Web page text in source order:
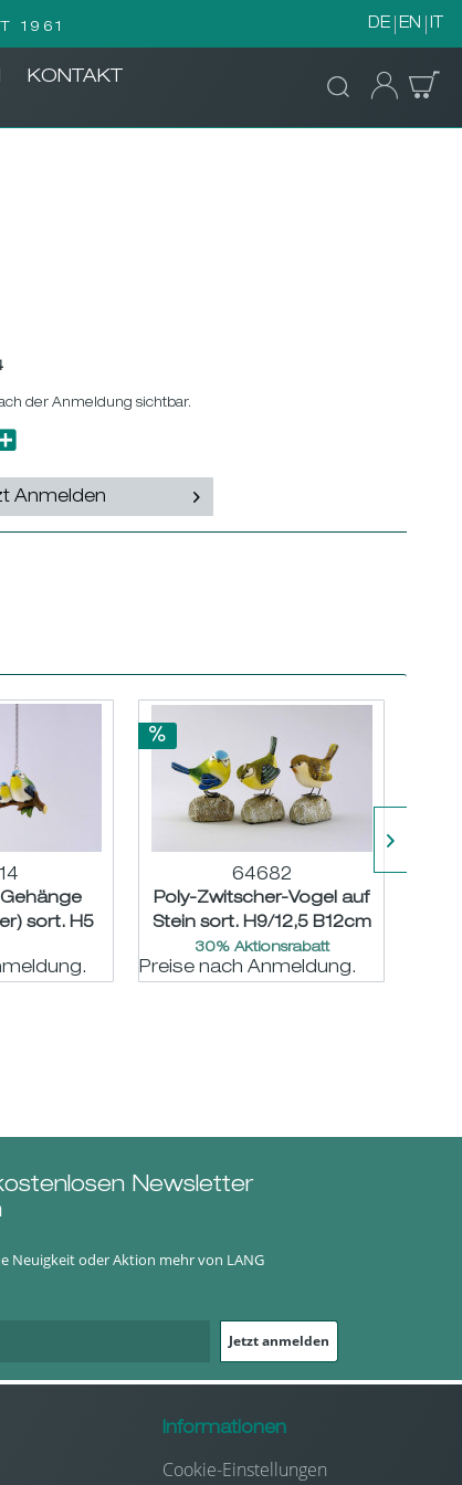
1961 DE EN IT
KONTAKT
der Anmeldung sichtbar.
Anmelden
sort. H5
64682
Poly-Zwitscher-Vogel auf
Stein sort. H9/12,5 B12cm
30% Aktionsrabatt
Preise nach Anmeldung.
Newsletter
Neuigkeit oder Aktion mehr von LANG
Jetzt anmelden
Informationen
Cookie-Einstellungen